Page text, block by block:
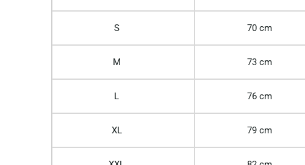
S 70 cm
M 73 cm
L 76 cm
XL 79 cm